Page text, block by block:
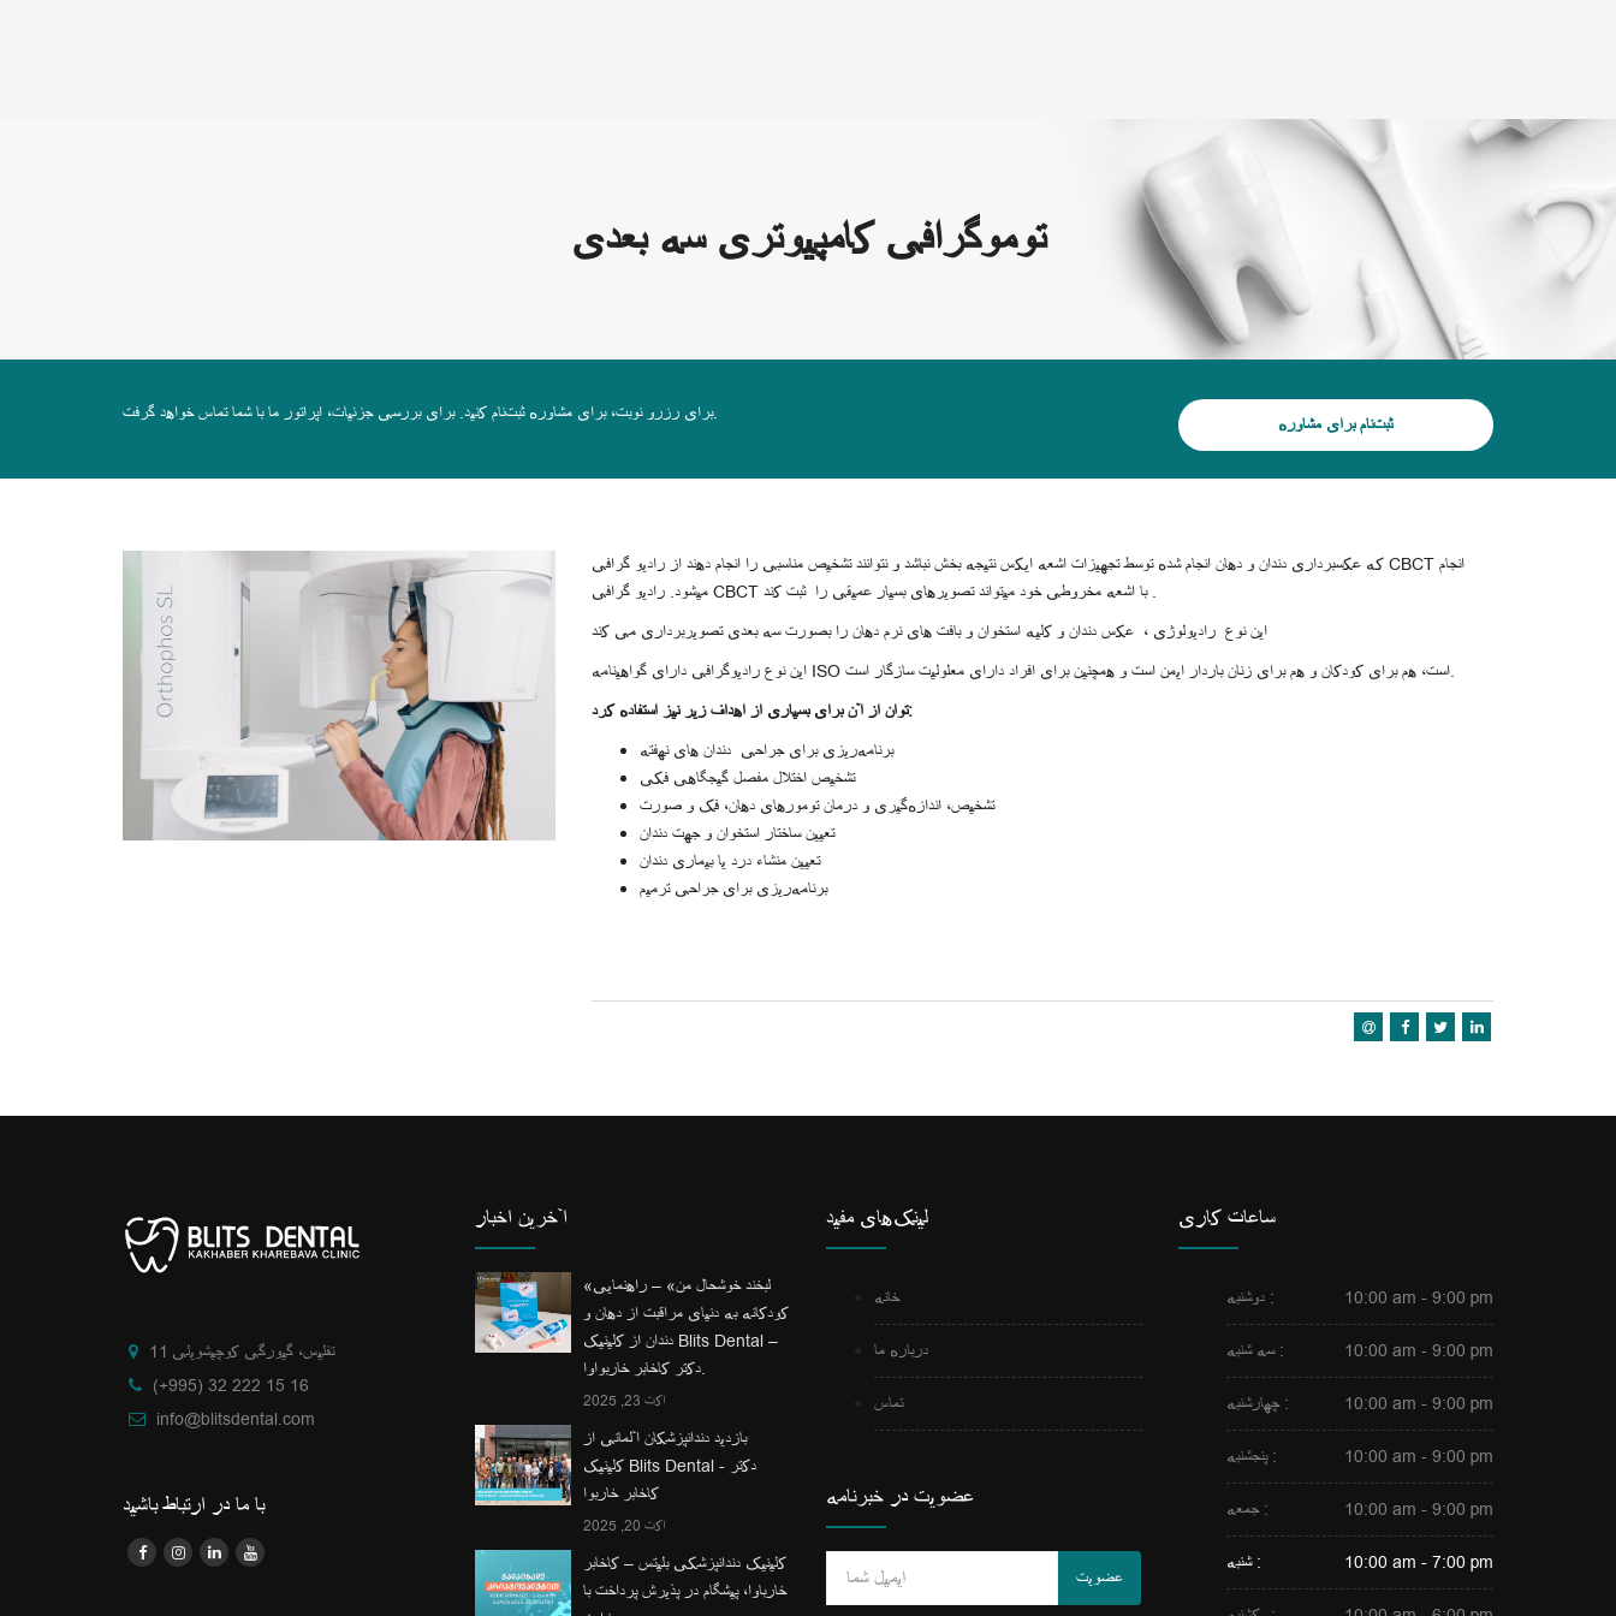
توموگرافی کامپیوتری سه بعدی
برای رزرو نوبت، برای مشاوره ثبت‌نام کنید. برای بررسی جزئیات، اپراتور ما با شما تماس خواهد گرفت.
ثبت‌نام برای مشاوره
که عکسبرداری دندان و دهان انجام شده توسط تجهیزات اشعه ایکس نتیجه بخش نباشد و نتوانند تشخیص مناسبی را انجام دهند از رادیو گرافی CBCT انجام
میشود. رادیو گرافی CBCT با اشعه مخروطی خود میتواند تصویرهای بسیار عمیقی را ثبت کند .
این نوع رادیولوژی ، عکس دندان و کلیه استخوان و بافت های نرم دهان را بصورت سه بعدی تصویربرداری می کند
این نوع رادیوگرافی دارای گواهینامه ISO است، هم برای کودکان و هم برای زنان باردار ایمن است و همچنین برای افراد دارای معلولیت سازگار است.
توان از آن برای بسیاری از اهداف زیر نیز استفاده کرد:
برنامه‌ریزی برای جراحی دندان های نهفته
تشخیص اختلال مفصل گیجگاهی فکی
تشخیص، اندازه‌گیری و درمان تومورهای دهان، فک و صورت
تعیین ساختار استخوان و جهت دندان
تعیین منشاء درد یا بیماری دندان
برنامه‌ریزی برای جراحی ترمیم
تفلیس، گیورگی کوچیشویلی 11
(+995) 32 222 15 16
info@blitsdental.com
با ما در ارتباط باشید
آخرین اخبار
«لبخند خوشحال من» – راهنمایی
کودکانه به دنیای مراقبت از دهان و
دندان از کلینیک Blits Dental –
دکتر کاخابر خاربواوا.
اکت 23, 2025
بازدید دندانپزشکان آلمانی از
کلینیک Blits Dental - دکتر
کاخابر خاربوا
اکت 20, 2025
کلینیک دندانپزشکی بلیتس – کاخابر
خارباوا، پیشگام در پذیرش پرداخت با
لینک‌های مفید
خانه
درباره ما
تماس
عضویت در خبرنامه
عضویت
ساعات کاری
دوشنبه : 10:00 am - 9:00 pm
سه شنبه : 10:00 am - 9:00 pm
چهارشنبه : 10:00 am - 9:00 pm
پنجشنبه : 10:00 am - 9:00 pm
جمعه : 10:00 am - 9:00 pm
شنبه : 10:00 am - 7:00 pm